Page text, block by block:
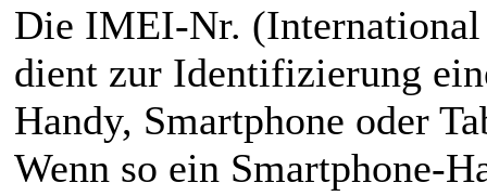
Die IMEI-Nr.
dient zur Identifizierung
Handy, Smartphone oder
Wenn so ein Smartphone-